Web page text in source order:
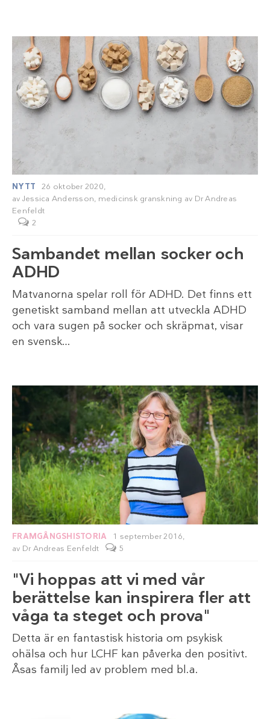
NYTT
26 oktober 2020,
av Jessica Andersson, medicinsk granskning av Dr Andreas
Eenfeldt
2
Sambandet mellan socker och
ADHD
Matvanorna spelar roll för ADHD. Det finns ett
genetiskt samband mellan att utveckla ADHD
och vara sugen på socker och skräpmat, visar
en svensk…
FRAMGÅNGSHISTORIA
1 september 2016,
av Dr Andreas Eenfeldt 5
"Vi hoppas att vi med vår
berättelse kan inspirera fler att
våga ta steget och prova"
Detta är en fantastisk historia om psykisk
ohälsa och hur LCHF kan påverka den positivt.
Åsas familj led av problem med bl.a.